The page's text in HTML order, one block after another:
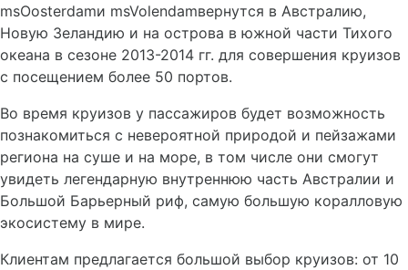
msOosterdamи msVolendamвернутся в Австралию,
Новую Зеландию и на острова в южной части Тихого
океана в сезоне 2013-2014 гг. для совершения круизов
с посещением более 50 портов.
Во время круизов у пассажиров будет возможность
познакомиться с невероятной природой и пейзажами
региона на суше и на море, в том числе они смогут
увидеть легендарную внутреннюю часть Австралии и
Большой Барьерный риф, самую большую коралловую
экосистему в мире.
Клиентам предлагается большой выбор круизов: от 10